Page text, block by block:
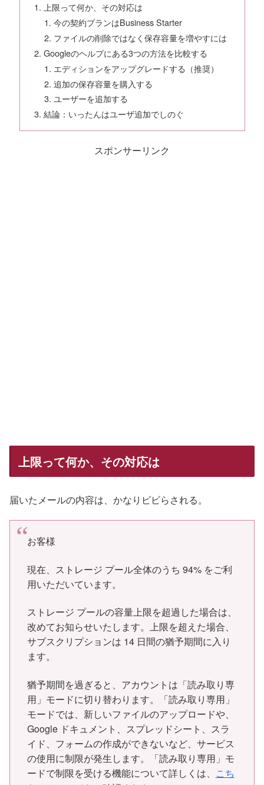
上限って何か、その対応は
今の契約プランはBusiness Starter
ファイルの削除ではなく保存容量を増やすには
Googleのヘルプにある3つの方法を比較する
エディションをアップグレードする（推奨）
追加の保存容量を購入する
ユーザーを追加する
結論：いったんはユーザ追加でしのぐ
スポンサーリンク
上限って何か、その対応は
届いたメールの内容は、かなりビビらされる。
お客様
現在、ストレージ プール全体のうち 94% をご利
用いただいています。
ストレージ プールの容量上限を超過した場合は、
改めてお知らせいたします。 上限を超えた場合、
サブスクリプションは 14 日間の猶予期間に入り
ます。
猶予期間を過ぎると、アカウントは「読み取り専
用」 モードに切り替わります。「読み取り専用」
モードでは、 新しいファイルのアップロードや、
Google ドキュメント、スプレッドシート、スラ
イド、 フォームの作成ができないなど、 サービス
の使用に制限が発生します。「読み取り専用」 モ
ードで制限を受ける機能について詳しくは、 こち